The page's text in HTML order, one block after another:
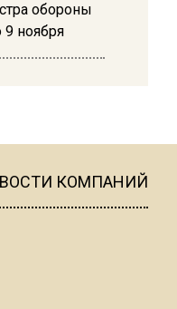
обороны
9 ноября
КОМПАНИЙ